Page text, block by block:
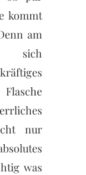
kommt
am
sich
nur
was